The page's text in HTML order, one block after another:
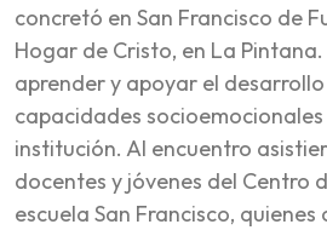
concretó en San Francisco de
Hogar de Cristo, en La
aprender y apoyar el
capacidades
institución. Al encuentro
docentes y jóvenes del Centro
escuela San Francisco,